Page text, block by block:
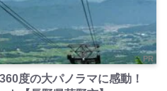
PR
度の大パノラマに感動！